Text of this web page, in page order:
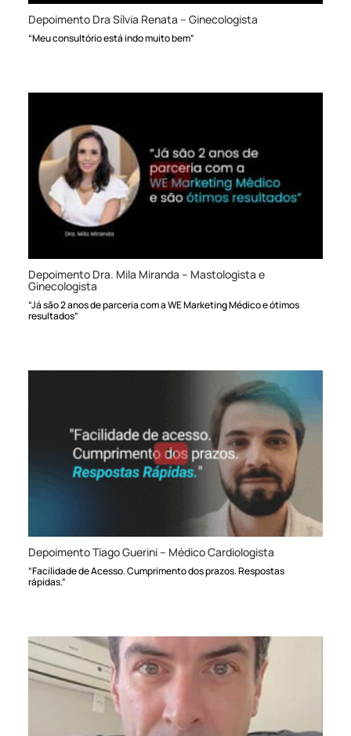
Depoimento Dra Sílvia Renata – Ginecologista
“Meu consultório está indo muito bem”
Depoimento Dra. Mila Miranda – Mastologista e
Ginecologista
“Já são 2 anos de parceria com a WE Marketing Médico e ótimos
resultados”
Depoimento Tiago Guerini – Médico Cardiologista
“Facilidade de Acesso. Cumprimento dos prazos. Respostas
rápidas.”